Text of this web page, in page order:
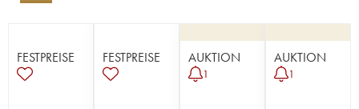
FESTPREISE FESTPREISE AUKTION
1
AUKTION
1